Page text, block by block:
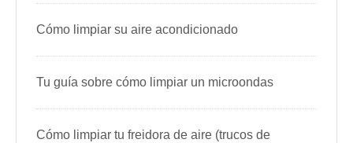
Cómo limpiar su aire acondicionado
Tu guía sobre cómo limpiar un microondas
Cómo limpiar tu freidora de aire (trucos de